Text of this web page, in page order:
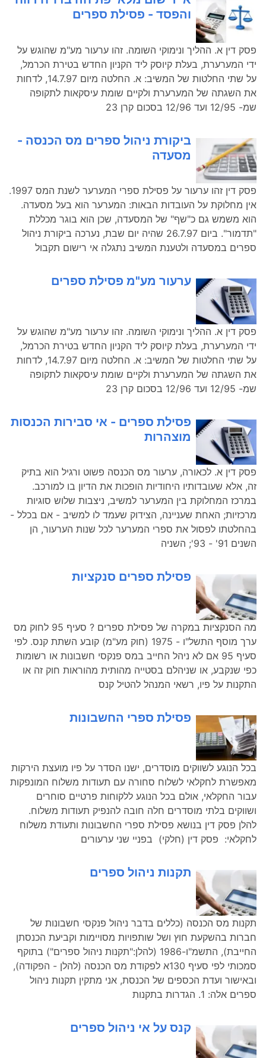
והפסד - פסילת ספרים
פסק דין א. ההליך ונימוקי השומה. זהו ערעור מע"מ שהוגש על
ידי המערערת, בעלת קיוסק ליד הקניון החדש בטירת הכרמל,
על שתי החלטות של המשיב: א. החלטה מיום 14.7.97, לדחות
את השגתה של המערערת ולקיים שומת עיסקאות לתקופה
שמ- 12/95 ועד 12/96 בסכום קרן 23
ביקורת ניהול ספרים מס הכנסה -
מסעדה
פסק דין זהו ערעור על פסילת ספרי המערער לשנת המס 1997.
אין מחלוקת על העובדות הבאות: המערער הוא בעל מסעדה.
הוא משמש גם כ"שף" של המסעדה, שכן הוא בוגר מכללת
"תדמור". ביום 26.7.97 שהיה יום שבת, נערכה ביקורת ניהול
ספרים במסעדה ולטענת המשיב נתגלה אי רישום תקבול
ערעור מע"מ פסילת ספרים
פסק דין א. ההליך ונימוקי השומה. זהו ערעור מע"מ שהוגש על
ידי המערערת, בעלת קיוסק ליד הקניון החדש בטירת הכרמל,
על שתי החלטות של המשיב: א. החלטה מיום 14.7.97, לדחות
את השגתה של המערערת ולקיים שומת עיסקאות לתקופה
שמ- 12/95 ועד 12/96 בסכום קרן 23
פסילת ספרים - אי סבירות הכנסות
מוצהרות
פסק דין א. לכאורה, ערעור מס הכנסה פשוט ורגיל הוא בתיק
זה, אלא שעובדותיו היחודיות הופכות את הדיון בו למורכב.
במרכז המחלוקת בין המערער למשיב, ניצבות שלוש סוגיות
מרכזיות; האחת שעניינה, הצידוק שעמד לו למשיב - אם בכלל -
בהחלטתו לפסול את ספרי המערער לכל שנות הערעור, הן
השנים 91' - 93'; השניה
פסילת ספרים סנקציות
מה הסנקציות במקרה של פסילת ספרים ? סעיף 95 לחוק מס
ערך מוסף התשל"ו - 1975 (חוק מע"מ) קובע השתת קנס. לפי
סעיף 95 אם לא ניהל החייב במס פנקסי חשבונות או רשומות
כפי שנקבע, או שניהלם בסטייה מהותית מהוראות חוק זה או
התקנות על פיו, רשאי המנהל להטיל קנס
פסילת ספרי החשבונות
בכל הנוגע לשווקים מוסדרים, ישנו הסדר על פיו מועצת הירקות
מאפשרת לחקלאי לשלוח סחורה עם תעודות משלוח המונפקות
עבור החקלאי, אולם בכל הנוגע ללקוחות פרטיים סוחרים
ושווקים בלתי מוסדרים חלה חובה להנפיק תעודות משלוח.
להלן פסק דין בנושא פסילת ספרי החשבונות ותעודת משלוח
לחקלאי: פסק דין (חלקי) בפניי שני ערעורים
תקנות ניהול ספרים
תקנות מס הכנסה (כללים בדבר ניהול פנקסי חשבונות של
חברות בהשקעת חוץ ושל שותפויות מסויימות וקביעת הכנסתן
החייבת), התשמ"ו-1986 (להלן:"תקנות ניהול ספרים") בתוקף
סמכותי לפי סעיף 130א לפקודת מס הכנסה (להלן - הפקודה),
ובאישור ועדת הכספים של הכנסת, אני מתקין תקנות ניהול
ספרים אלה: 1. הגדרות בתקנות
קנס על אי ניהול ספרים